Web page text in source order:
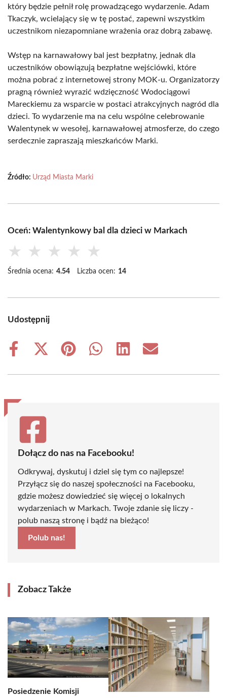
który będzie pełnił rolę prowadzącego wydarzenie. Adam
Tkaczyk, wcielający się w tę postać, zapewni wszystkim
uczestnikom niezapomniane wrażenia oraz dobrą zabawę.
Wstęp na karnawałowy bal jest bezpłatny, jednak dla
uczestników obowiązują bezpłatne wejściówki, które
można pobrać z internetowej strony MOK-u. Organizatorzy
pragną również wyrazić wdzięczność Wodociągowi
Mareckiemu za wsparcie w postaci atrakcyjnych nagród dla
dzieci. To wydarzenie ma na celu wspólne celebrowanie
Walentynek w wesołej, karnawałowej atmosferze, do czego
serdecznie zapraszają mieszkańców Marki.
Źródło: Urząd Miasta Marki
Oceń: Walentynkowy bal dla dzieci w Markach
★ ★ ★ ★ ★
Średnia ocena: 4.54 Liczba ocen: 14
Udostępnij
Share
Share
(Twitter)
Share
Share
Share
Share
Dołącz do nas na Facebooku!
Odkrywaj, dyskutuj i dziel się tym co najlepsze!
Przyłącz się do naszej społeczności na Facebooku,
gdzie możesz dowiedzieć się więcej o lokalnych
wydarzeniach w Markach. Twoje zdanie się liczy -
polub naszą stronę i bądź na bieżąco!
Polub nas!
Zobacz Także
Posiedzenie Komisji